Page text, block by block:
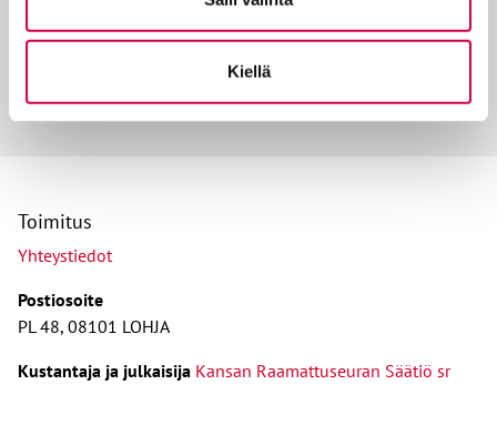
Kiellä
Purevia käärmeitä ja kuristavia paholaisia:
yllä yhteiskuntarauhaa 1600-luvun Suomessa
Toimitus
Yhteystiedot
Postiosoite
PL 48, 08101 LOHJA
Kustantaja ja julkaisija Kansan Raamattuseuran Säätiö sr